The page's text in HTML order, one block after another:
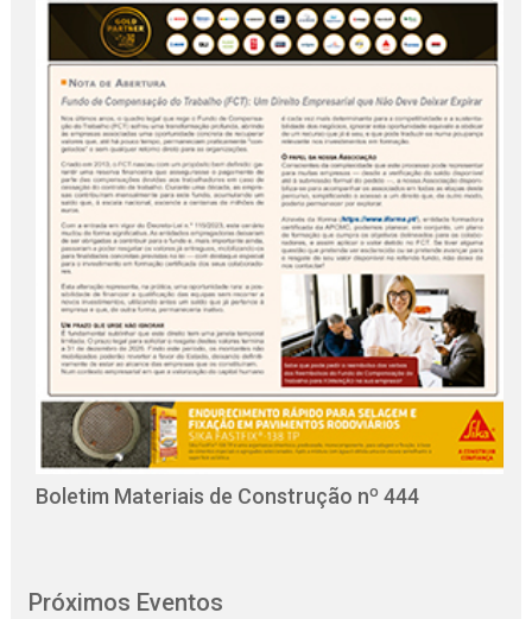
Boletim Materiais de Construção nº 444
Próximos Eventos